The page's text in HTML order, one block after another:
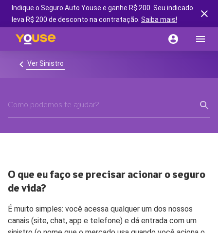
Indique o Seguro Auto Youse e ganhe R$ 200. Seu indicado
leva R$ 200 de desconto na contratação. Saiba mais!
Ver Sinistro
O que eu faço se precisar acionar o seguro
de vida?
É muito simples: você acessa qualquer um dos nossos
canais (site, chat, app e telefone) e dá entrada com um